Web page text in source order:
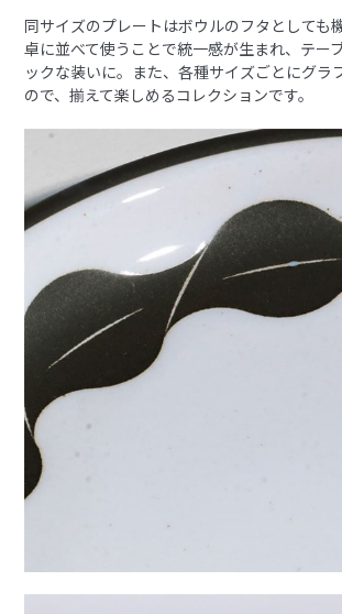
同サイズのプレートはボウルのフタとしても
卓に並べて使うことで統一感が生まれ、テー
ックな装いに。また、各種サイズごとにグラ
ので、揃えて楽しめるコレクションです。